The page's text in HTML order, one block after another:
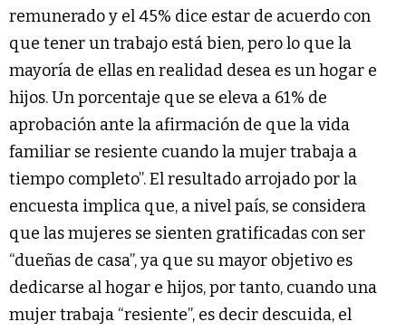
remunerado y el 45% dice estar de acuerdo con
que tener un trabajo está bien, pero lo que la
mayoría de ellas en realidad desea es un hogar e
hijos. Un porcentaje que se eleva a 61% de
aprobación ante la afirmación de que la vida
familiar se resiente cuando la mujer trabaja a
tiempo completo”. El resultado arrojado por la
encuesta implica que, a nivel país, se considera
que las mujeres se sienten gratificadas con ser
“dueñas de casa”, ya que su mayor objetivo es
dedicarse al hogar e hijos, por tanto, cuando una
mujer trabaja “resiente”, es decir descuida, el